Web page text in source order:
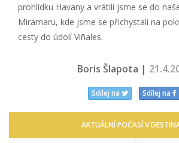
prohlídku Havany a vrátili jsme se do
Miramaru, kde jsme se přichystali na
cesty do údolí Viñales.
Boris Šlapota |
Sdílej na Sdílej na
AKTUÁLNÍ POČASÍ V